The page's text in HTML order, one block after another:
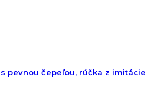
s pevnou čepeľou, rúčka z imitácie